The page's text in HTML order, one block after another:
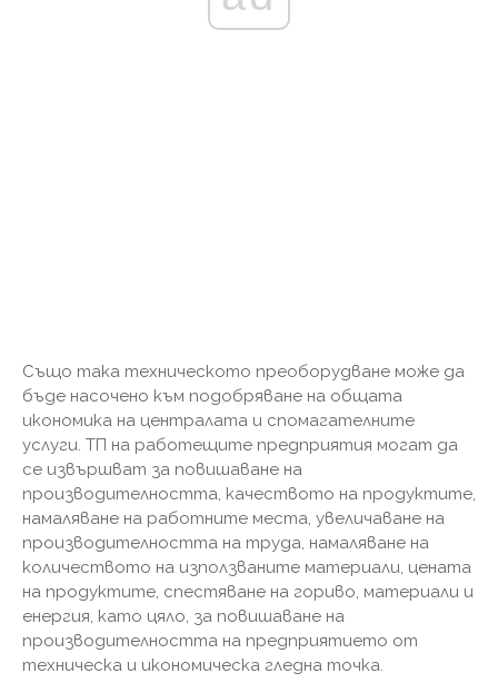
Също така техническото преоборудване може да
бъде насочено към подобряване на общата
икономика на централата и спомагателните
услуги. ТП на работещите предприятия могат да
се извършват за повишаване на
производителността, качеството на продуктите,
намаляване на работните места, увеличаване на
производителността на труда, намаляване на
количеството на използваните материали, цената
на продуктите, спестяване на гориво, материали и
енергия, като цяло, за повишаване на
производителността на предприятието от
техническа и икономическа гледна точка.